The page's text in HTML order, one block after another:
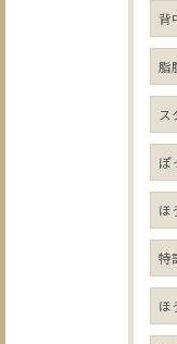
背
脂
ス
ぽ
ほ
特
ほ